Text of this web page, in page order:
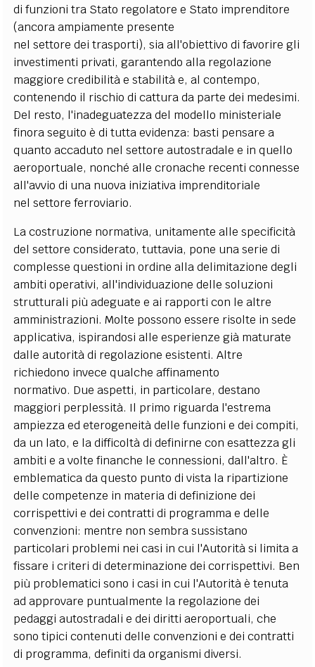
di funzioni tra Stato regolatore e Stato imprenditore
(ancora ampiamente presente
nel settore dei trasporti), sia all'obiettivo di favorire gli
investimenti privati, garantendo alla regolazione
maggiore credibilità e stabilità e, al contempo,
contenendo il rischio di cattura da parte dei medesimi.
Del resto, l'inadeguatezza del modello ministeriale
finora seguito è di tutta evidenza: basti pensare a
quanto accaduto nel settore autostradale e in quello
aeroportuale, nonché alle cronache recenti connesse
all'avvio di una nuova iniziativa imprenditoriale
nel settore ferroviario.
La costruzione normativa, unitamente alle specificità
del settore considerato, tuttavia, pone una serie di
complesse questioni in ordine alla delimitazione degli
ambiti operativi, all'individuazione delle soluzioni
strutturali più adeguate e ai rapporti con le altre
amministrazioni. Molte possono essere risolte in sede
applicativa, ispirandosi alle esperienze già maturate
dalle autorità di regolazione esistenti. Altre
richiedono invece qualche affinamento
normativo. Due aspetti, in particolare, destano
maggiori perplessità. Il primo riguarda l'estrema
ampiezza ed eterogeneità delle funzioni e dei compiti,
da un lato, e la difficoltà di definirne con esattezza gli
ambiti e a volte finanche le connessioni, dall'altro. È
emblematica da questo punto di vista la ripartizione
delle competenze in materia di definizione dei
corrispettivi e dei contratti di programma e delle
convenzioni: mentre non sembra sussistano
particolari problemi nei casi in cui l'Autorità si limita a
fissare i criteri di determinazione dei corrispettivi. Ben
più problematici sono i casi in cui l'Autorità è tenuta
ad approvare puntualmente la regolazione dei
pedaggi autostradali e dei diritti aeroportuali, che
sono tipici contenuti delle convenzioni e dei contratti
di programma, definiti da organismi diversi.